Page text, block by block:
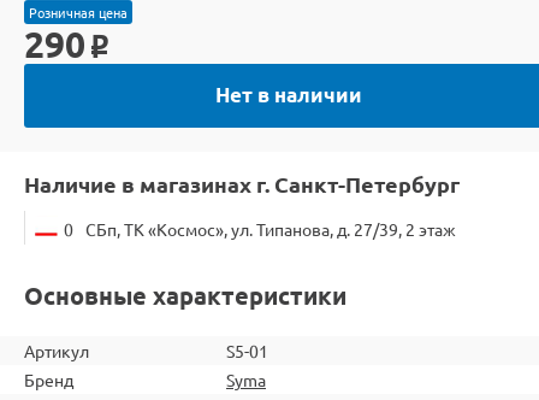
Розничная цена
290 o
Нет в наличии
Наличие в магазинах г. Санкт-Петербург
0 СБп, ТК «Космос», ул. Типанова, д. 27/39, 2 этаж
Основные характеристики
Артикул
S5-01
Бренд
Syma